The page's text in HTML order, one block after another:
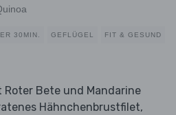
30MIN. GEFLÜGEL FIT & GESUND
Roter Bete und Mandarine
Hähnchenbrustfilet,